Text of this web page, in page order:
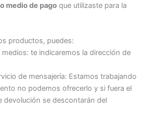
medio de pago que utilizaste para la
productos, puedes:
te indicaremos la dirección de
de mensajería: Estamos trabajando
no podemos ofrecerlo y si fuera el
devolución se descontarán del